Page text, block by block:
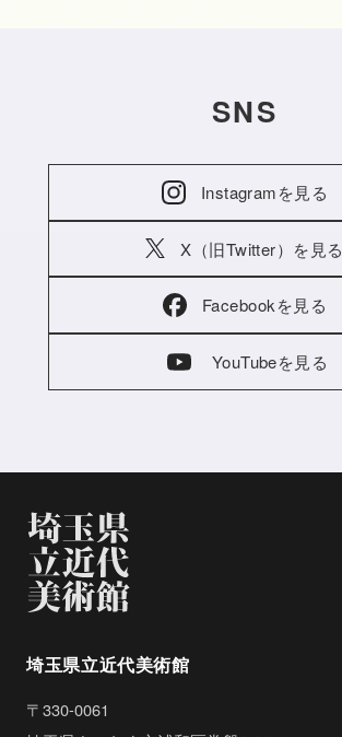
SNS
Instagramを見る
X（旧Twitter）を見る
Facebookを見る
YouTubeを見る
埼玉県立近代美術館
〒330-0061